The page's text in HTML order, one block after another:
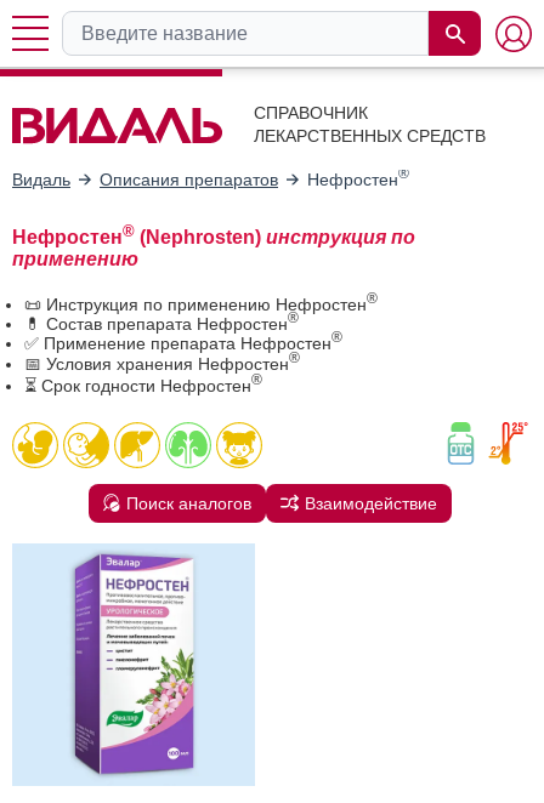
СПРАВОЧНИК
ЛЕКАРСТВЕННЫХ СРЕДСТВ
Видаль Описания препаратов Нефростен®
Нефростен® (Nephrosten) инструкция по
применению
📜 Инструкция по применению Нефростен®
💊 Состав препарата Нефростен®
✅ Применение препарата Нефростен®
📅 Условия хранения Нефростен®
⏳ Срок годности Нефростен®
Поиск аналогов Взаимодействие